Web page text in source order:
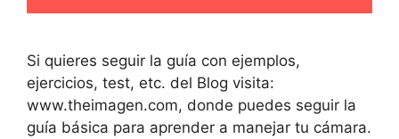
Si quieres seguir la guía con ejemplos,
ejercicios, test, etc. del Blog visita:
www.theimagen.com, donde puedes seguir la
guía básica para aprender a manejar tu cámara.